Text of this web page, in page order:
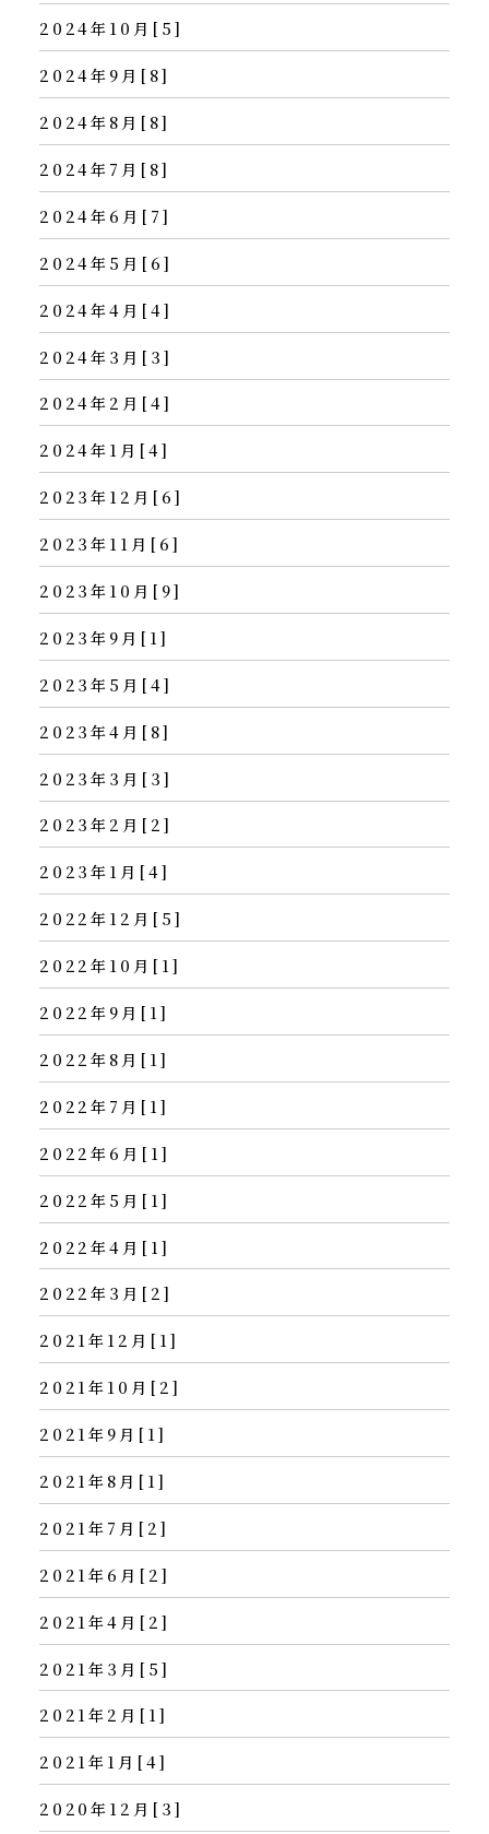
2024年10月[5]
2024年9月[8]
2024年8月[8]
2024年7月[8]
2024年6月[7]
2024年5月[6]
2024年4月[4]
2024年3月[3]
2024年2月[4]
2024年1月[4]
2023年12月[6]
2023年11月[6]
2023年10月[9]
2023年9月[1]
2023年5月[4]
2023年4月[8]
2023年3月[3]
2023年2月[2]
2023年1月[4]
2022年12月[5]
2022年10月[1]
2022年9月[1]
2022年8月[1]
2022年7月[1]
2022年6月[1]
2022年5月[1]
2022年4月[1]
2022年3月[2]
2021年12月[1]
2021年10月[2]
2021年9月[1]
2021年8月[1]
2021年7月[2]
2021年6月[2]
2021年4月[2]
2021年3月[5]
2021年2月[1]
2021年1月[4]
2020年12月[3]